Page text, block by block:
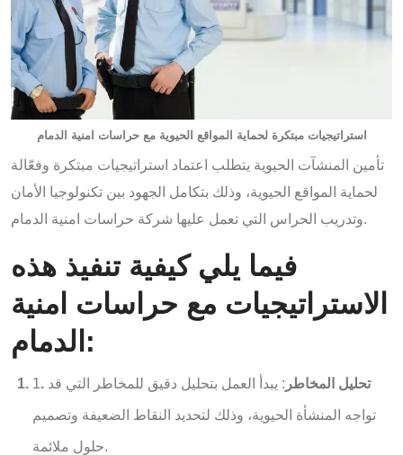
استراتيجيات مبتكرة لحماية المواقع الحيوية مع حراسات امنية الدمام
تأمين المنشآت الحيوية يتطلب اعتماد استراتيجيات مبتكرة وفعّالة
لحماية المواقع الحيوية، وذلك بتكامل الجهود بين تكنولوجيا الأمان
وتدريب الحراس التي تعمل عليها شركة حراسات امنية الدمام.
فيما يلي كيفية تنفيذ هذه
الاستراتيجيات مع حراسات امنية
الدمام:
1 . تحليل المخاطر : يبدأ العمل بتحليل دقيق للمخاطر التي قد
تواجه المنشأة الحيوية، وذلك لتحديد النقاط الضعيفة وتصميم
حلول ملائمة.